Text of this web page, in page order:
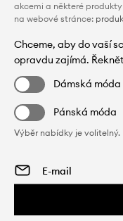
akcemi a některé
na webové stránce:
Chceme, aby do vaší
opravdu zajímá.
Dámská móda
Pánská móda
Výběr nabídky je volitelný.